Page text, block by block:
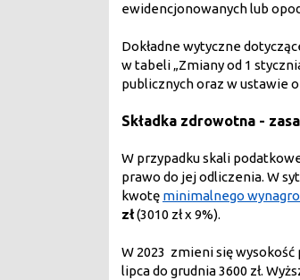
ewidencjonowanych lub
Dokładne wytyczne
w tabeli „Zmiany od 1
publicznych oraz w ustawie
Składka zdrowotna -
W przypadku skali
prawo do jej odliczenia. W
kwotę minimalnego
zł(3010 zł x 9%).
W 2023 zmieni się wysokość
lipca do grudnia 3600 zł.